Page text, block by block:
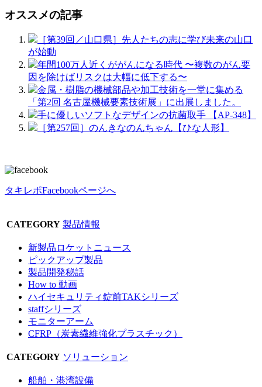
オススメの記事
［第39回／山口県］先人たちの志に学び未来の山口
が始動
年間100万人近くががんになる時代 〜複数のがん要
因を除けばリスクは大幅に低下する〜
金属・樹脂の機械部品や加工技術を一堂に集める
「第2回 名古屋機械要素技術展」に出展しました。
手に優しいソフトなデザインの抗菌取手 【AP-348】
［第257回］のんきなのんちゃん【ひな人形】
タキレポFacebookページへ
CATEGORY 製品情報
新製品ロケットニュース
ピックアップ製品
製品開発秘話
How to 動画
ハイセキュリティ錠前TAKシリーズ
staffシリーズ
モニターアーム
CFRP（炭素繊維強化プラスチック）
CATEGORY ソリューション
船舶・港湾設備